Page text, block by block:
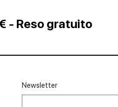
- Reso gratuito
Newsletter